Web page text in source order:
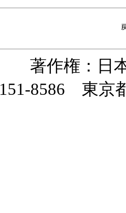
著作権：日
151-8586 東京